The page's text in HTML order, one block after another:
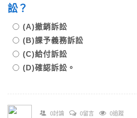
訟？
(A)撤銷訴訟
(B)課予義務訴訟
(C)給付訴訟
(D)確認訴訟。
0討論 0留言 0追蹤